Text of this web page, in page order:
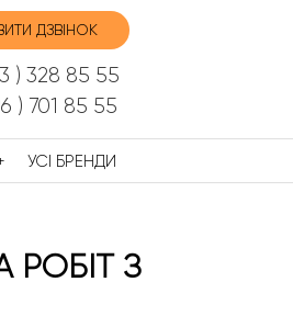
ДЗВІНОК
) 328 85 55
) 701 85 55
УСІ БРЕНДИ
РОБІТ З